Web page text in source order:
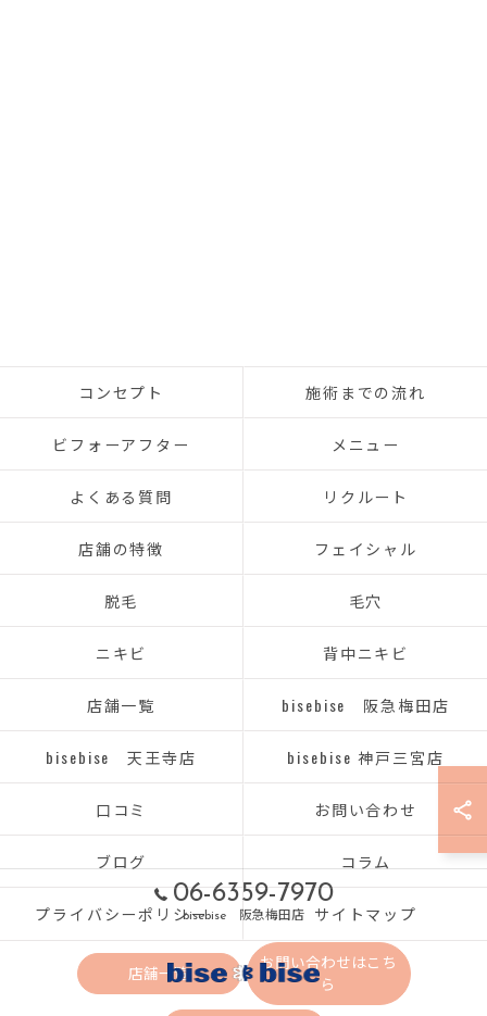
06-6359-7970
bisebise 阪急梅田店
店舗一覧
お問い合わせはこち
ら
コンセプト 施術までの流れ
ビフォーアフター メニュー
よくある質問 リクルート
店舗の特徴 フェイシャル
脱毛 毛穴
ニキビ 背中ニキビ
店舗一覧 bisebise 阪急梅田店
bisebise 天王寺店 bisebise 神戸三宮店
口コミ お問い合わせ
ブログ コラム
プライバシーポリシー サイトマップ